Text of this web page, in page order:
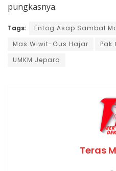
pungkasnya.
Tags: Entog Asap Sambal
Mas Wiwit-Gus Hajar
Pak
UMKM Jepara
Teras